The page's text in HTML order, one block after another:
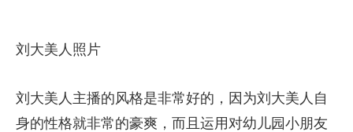
刘大美人照片
刘大美人主播的风格是非常好的，因为刘大美人自
身的性格就非常的豪爽，而且运用对幼儿园小朋友